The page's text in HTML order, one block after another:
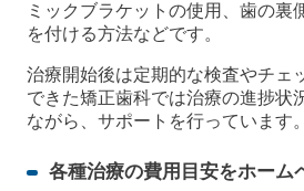
ミックブラケットの使用、歯の裏
を付ける方法などです。
治療開始後は定期的な検査やチェ
できた矯正歯科では治療の進捗状
ながら、サポートを行っています。
各種治療の費用目安をホーム